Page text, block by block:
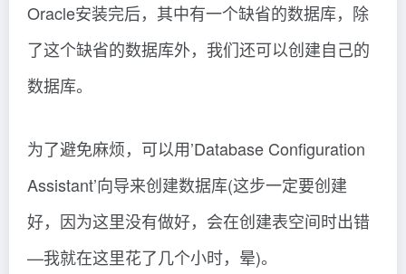
Oracle安装完后，其中有一个缺省的数据库，除
了这个缺省的数据库外，我们还可以创建自己的
数据库。
为了避免麻烦，可以用’Database Configuration
Assistant’向导来创建数据库(这步一定要创建
好，因为这里没有做好，会在创建表空间时出错
—我就在这里花了几个小时，晕)。